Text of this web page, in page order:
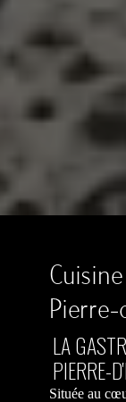
Pierre-
LA
PIERRE-
Située au